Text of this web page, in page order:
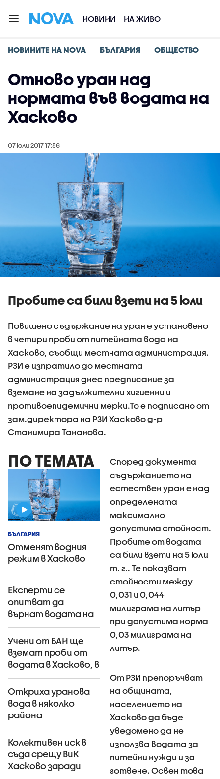
НОВИНИ НА ЖИВО
НОВИНИТЕ НА NOVA БЪЛГАРИЯ ОБЩЕСТВО
Отново уран над
нормата във водата на
Хасково
07 юли 2017 17:56
Пробите са били взети на 5 юли
Повишено съдържание на уран е установено
в четири проби от питейната вода на
Хасково, съобщи местната администрация.
РЗИ е изпратило до местната
администрация днес предписание за
вземане на задължителни хигиенни и
противоепидемични мерки.То е подписано от
зам.директора на РЗИ Хасково д-р
Станимира Тананова.
ПО ТЕМАТА
БЪЛГАРИЯ
Отменят водния
режим в Хасково
Експерти се
опитват да
върнат водата на
Хасково
Учени от БАН ще
вземат проби от
водата в Хасково, в
която бе открит
уран
Откриха уранова
вода в няколко
района
Колективен иск в
съда срещу ВиК
Хасково заради
Според документа
съдържанието на
естествен уран е над
определената
максимално
допустима стойност.
Пробите от водата
са били взети на 5 юли
т. г.. Те показват
стойности между
0,031 и 0,044
милиграма на литър
при допустима норма
0,03 милиграма на
литър.
От РЗИ препоръчват
на общината,
населението на
Хасково да бъде
уведомено да не
използва водата за
питейни нужди и за
готвене. Освен това